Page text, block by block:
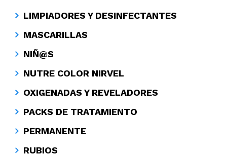
LIMPIADORES Y DESINFECTANTES
MASCARILLAS
NIÑ@S
NUTRE COLOR NIRVEL
OXIGENADAS Y REVELADORES
PACKS DE TRATAMIENTO
PERMANENTE
RUBIOS